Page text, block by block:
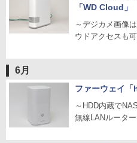
「WD Cloud」
～デジカメ画像
ウドアクセスも
6月
ファーウェイ「
～HDD内蔵で
無線LANルーター